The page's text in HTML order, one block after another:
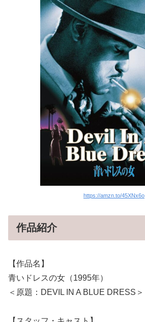
https://amzn.to/45XNx6o
作品紹介
【作品名】
青いドレスの女（1995年）
＜原題：DEVIL IN A BLUE DRESS＞